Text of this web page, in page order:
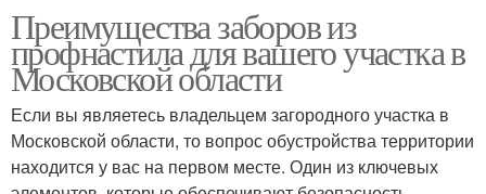
Преимущества заборов из
профнастила для вашего участка в
Московской области
Если вы являетесь владельцем загородного участка в
Московской области, то вопрос обустройства территории
находится у вас на первом месте. Один из ключевых